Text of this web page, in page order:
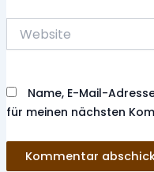
Website
Name, E-Mail-
für meinen nächsten